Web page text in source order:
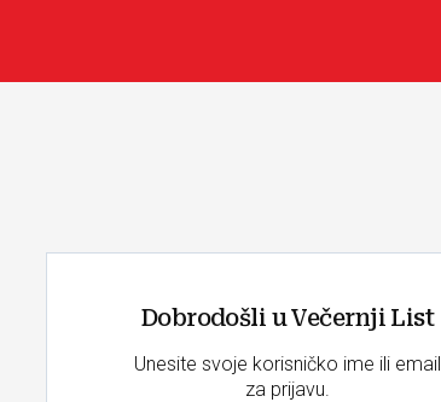
Dobrodošli u Večernji List
Unesite svoje korisničko ime ili email
za prijavu.